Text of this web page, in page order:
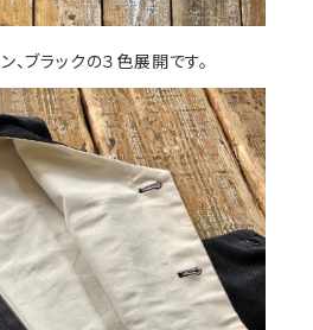
、ブラックの３色展開です。